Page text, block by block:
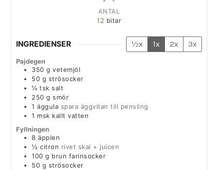
ANTAL
12 bitar
INGREDIENSER ½x 1x 2x 3x
Pajdegen
350 g vetemjöl
50 g strösocker
¼ tsk salt
250 g smör
1 äggula spara äggvitan till pensling
1 msk kallt vatten
Fyllningen
8 äpplen
½ citron rivet skal + juicen
100 g brun farinsocker
50 g strösocker